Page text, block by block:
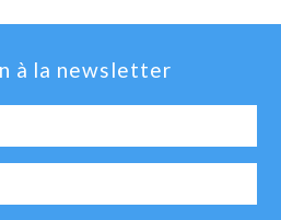
à la newsletter